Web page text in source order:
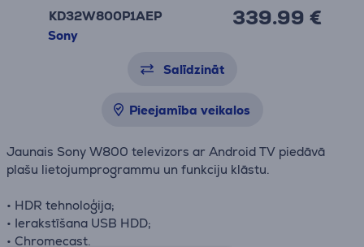
KD32W800P1AEP
Sony
339.99 €
Salīdzināt
Pieejamība veikalos
Jaunais Sony W800 televizors ar Android TV piedāvā
plašu lietojumprogrammu un funkciju klāstu.
• HDR tehnoloģija;
• Ierakstīšana USB HDD;
• Chromecast.